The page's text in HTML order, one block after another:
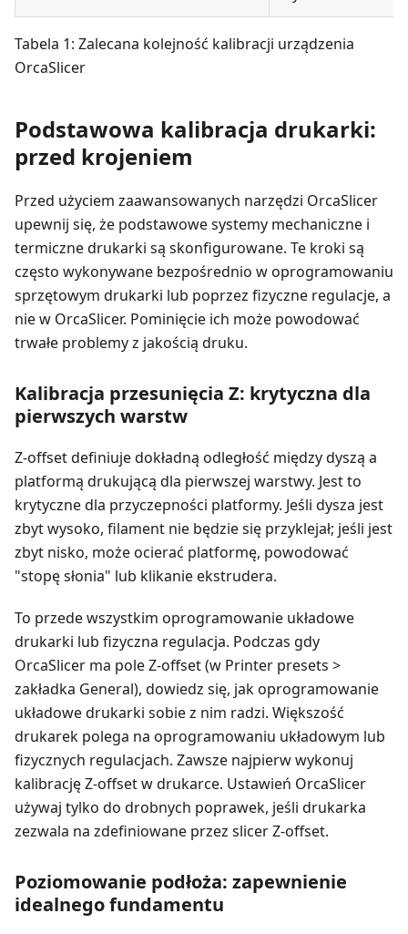
Tabela 1: Zalecana kolejność kalibracji urządzenia
OrcaSlicer
Podstawowa kalibracja drukarki:
przed krojeniem
Przed użyciem zaawansowanych narzędzi OrcaSlicer
upewnij się, że podstawowe systemy mechaniczne i
termiczne drukarki są skonfigurowane. Te kroki są
często wykonywane bezpośrednio w oprogramowaniu
sprzętowym drukarki lub poprzez fizyczne regulacje, a
nie w OrcaSlicer. Pominięcie ich może powodować
trwałe problemy z jakością druku.
Kalibracja przesunięcia Z: krytyczna dla
pierwszych warstw
Z-offset definiuje dokładną odległość między dyszą a
platformą drukującą dla pierwszej warstwy. Jest to
krytyczne dla przyczepności platformy. Jeśli dysza jest
zbyt wysoko, filament nie będzie się przyklejał; jeśli jest
zbyt nisko, może ocierać platformę, powodować
"stopę słonia" lub klikanie ekstrudera.
To przede wszystkim oprogramowanie układowe
drukarki lub fizyczna regulacja. Podczas gdy
OrcaSlicer ma pole Z-offset (w Printer presets >
zakładka General), dowiedz się, jak oprogramowanie
układowe drukarki sobie z nim radzi. Większość
drukarek polega na oprogramowaniu układowym lub
fizycznych regulacjach. Zawsze najpierw wykonuj
kalibrację Z-offset w drukarce. Ustawień OrcaSlicer
używaj tylko do drobnych poprawek, jeśli drukarka
zezwala na zdefiniowane przez slicer Z-offset.
Poziomowanie podłoża: zapewnienie
idealnego fundamentu